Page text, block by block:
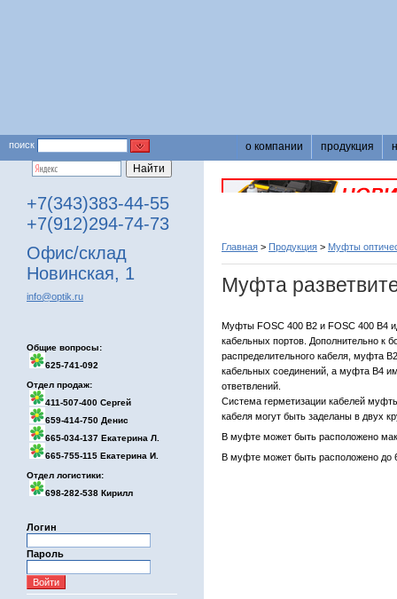
поиск о компании продукция
+7(343)383-44-55
+7(912)294-74-73
Офис/склад
Новинская, 1
info@optik.ru
Общие вопросы:
625-741-092
Отдел продаж:
411-507-400 Сергей
659-414-750 Денис
665-034-137 Екатерина Л.
665-755-115 Екатерина И.
Отдел логистики:
698-282-538 Кирилл
Логин
Пароль
Главная > Продукция > Муфты
Муфта
Муфты FOSC 400 B2 и FOSC 400 B4
кабельных портов. Дополнительно к
распределительного кабеля, муфта
кабельных соединений, а муфта B4
ответвлений.
Система герметизации кабелей
кабеля могут быть заделаны в двух
В муфте может быть расположено
В муфте может быть расположено до